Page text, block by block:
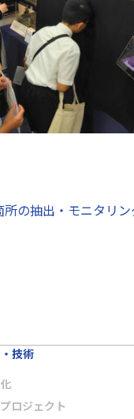
の抽出・モニタリ
技術
ロジェクト